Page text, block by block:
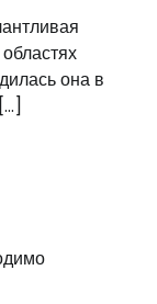
она в